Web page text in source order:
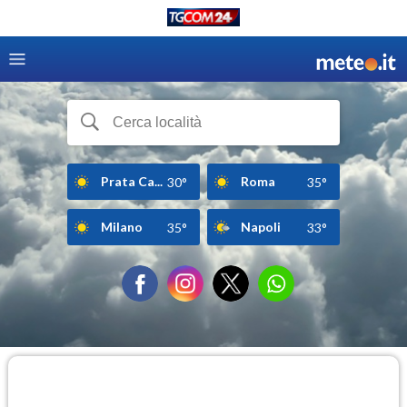
Prata Ca... 30° Roma 35°
Milano 35° Napoli 33°